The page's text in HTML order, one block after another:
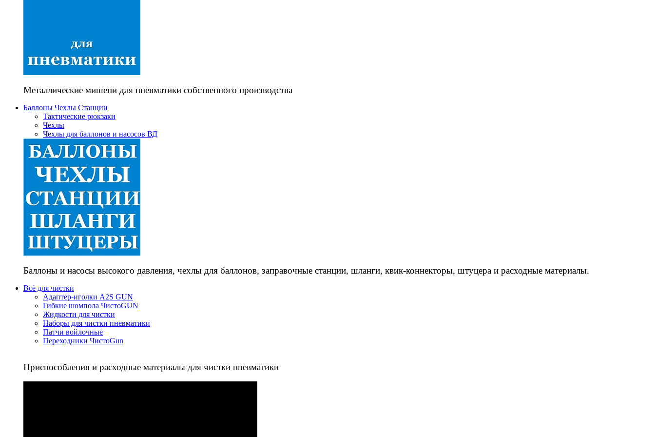
Металлические мишени для пневматики собственного производства
Баллоны Чехлы Станции
Тактические рюкзаки
Чехлы
Чехлы для баллонов и насосов ВД
Баллоны и насосы высокого давления, чехлы для баллонов, заправочные станции, шланги, квик-коннекторы, штуцера и расходные материалы.
Всё для чистки
Адаптер-иголки A2S GUN
Гибкие шомпола ЧистоGUN
Жидкости для чистки
Наборы для чистки пневматики
Патчи войлочные
Переходники ЧистоGun
Приспособления и расходные материалы для чистки пневматики